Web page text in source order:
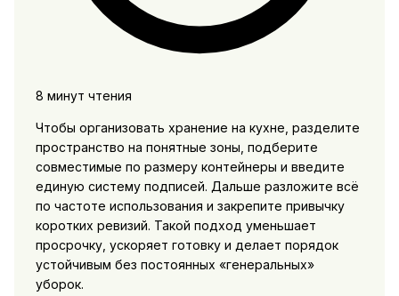
8 минут чтения
Чтобы организовать хранение на кухне, разделите
пространство на понятные зоны, подберите
совместимые по размеру контейнеры и введите
единую систему подписей. Дальше разложите всё
по частоте использования и закрепите привычку
коротких ревизий. Такой подход уменьшает
просрочку, ускоряет готовку и делает порядок
устойчивым без постоянных «генеральных»
уборок.